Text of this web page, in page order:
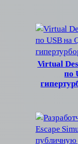
Virtual
по